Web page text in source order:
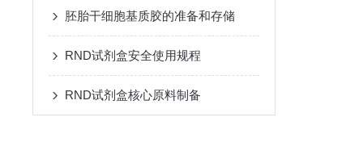
胚胎干细胞基质胶的准备和存储
RND试剂盒安全使用规程
RND试剂盒核心原料制备